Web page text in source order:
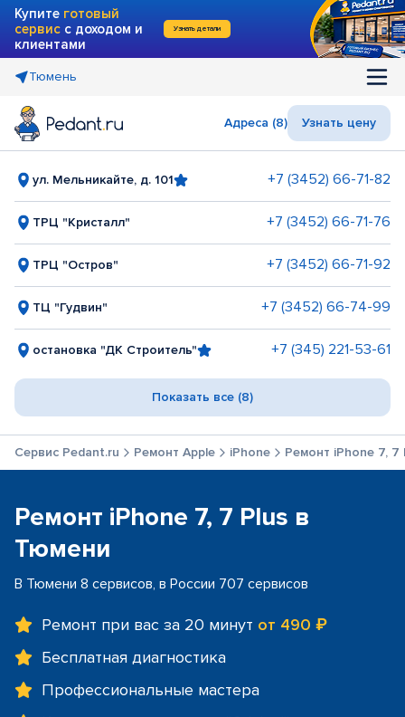
Купите готовый
сервис с доходом и
клиентами
Узнать детали
Тюмень
Адреса (8) Узнать цену
ул. Мельникайте, д. 101 +7 (3452) 66-71-82
ТРЦ "Кристалл" +7 (3452) 66-71-76
ТРЦ "Остров" +7 (3452) 66-71-92
ТЦ "Гудвин" +7 (3452) 66-74-99
остановка "ДК Строитель" +7 (345) 221-53-61
Показать все (8)
Сервис Pedant.ru Ремонт Apple iPhone Ремонт iPhone 7, 7
Ремонт iPhone 7, 7 Plus в
Тюмени
В Тюмени 8 сервисов, в России 707 сервисов
Ремонт при вас за 20 минут от 490 ₽
Бесплатная диагностика
Профессиональные мастера